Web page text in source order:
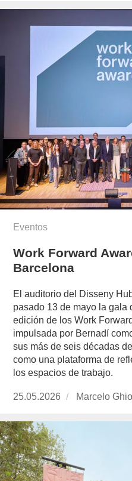
Eventos
Work Forward
Barcelona
El auditorio del Disseny
pasado 13 de mayo la gala
edición de los Work
impulsada por Bernadí
sus más de seis décadas
como una plataforma de
los espacios de trabajo.
Publicado
25.05.2026
https://
Marcelo Ghio